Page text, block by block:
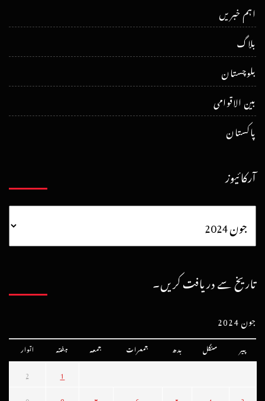
اہم خبریں
بلاگ
بلوچستان
بین الاقوامی
پاکستان
آرکائیوز
تاریخ سے دریافت کریں۔
جون 2024
پیر منگل بدھ جمعرات جمعہ ہفتہ اتوار
1
2